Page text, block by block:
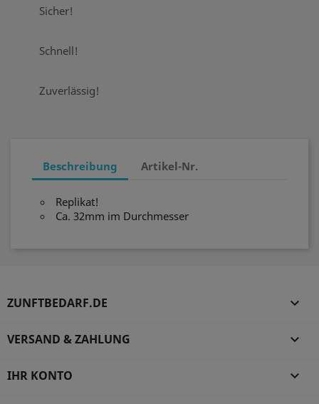
Sicher!
Schnell!
Zuverlässig!
Beschreibung Artikel-Nr.
Replikat!
Ca. 32mm im Durchmesser
ZUNFTBEDARF.DE 
VERSAND & ZAHLUNG 
IHR KONTO 